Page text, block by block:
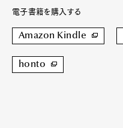
電子書籍を購入する
Amazon Kindle
honto